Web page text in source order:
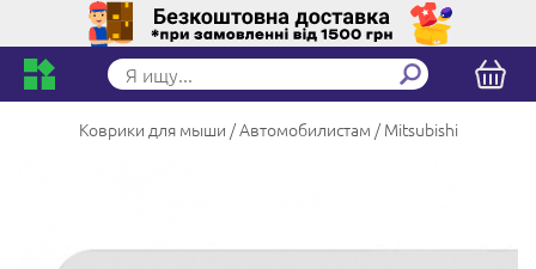
Коврики для мыши Автомобилистам Mitsubishi